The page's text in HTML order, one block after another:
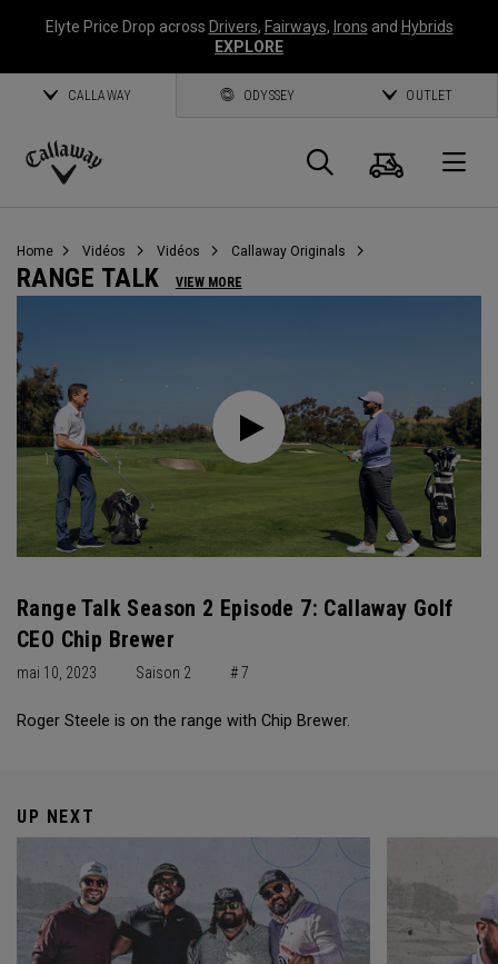
Elyte Price Drop across Drivers, Fairways, Irons and Hybrids
EXPLORE
CALLAWAY ODYSSEY OUTLET
Callaway
Panier
Home Vidéos Vidéos Callaway Originals
RANGE TALK VIEW MORE
Range Talk Season 2 Episode 7: Callaway Golf
CEO Chip Brewer
mai 10, 2023 Saison 2 # 7
Roger Steele is on the range with Chip Brewer.
UP NEXT